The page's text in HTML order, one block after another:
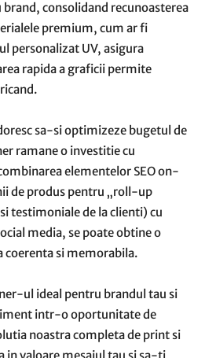
consolidand recunoasterea
premium, cum ar fi
personalizat UV, asigura
rapida a graficii permite
sa-si optimizeze bugetul de
ramane o investitie cu
elementelor SEO on-
de produs pentru „roll-up
testimoniale de la clienti) cu
media, se poate obtine o
coerenta si memorabila.
ul ideal pentru brandul tau si
intr-o oportunitate de
noastra completa de print si